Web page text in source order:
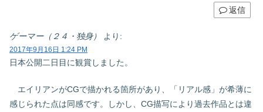
返信
ゲーマー（２４・独身） より:
2017年9月16日 1:24 PM
日本公開二日目に観賞しました。
エイリアンがCGで描かれる箇所があり、「リアル感」が希薄に
感じられた点は同感です。しかし、CG描写により過去作品とは違